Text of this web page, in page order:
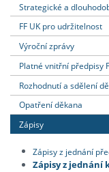
Strategické a
FF UK pro udržitelnost
Výroční zprávy
Platné vnitřní předpisy
Rozhodnutí a sdělení
Opatření děkana
Zápisy
Zápisy z jednání
Zápisy z jednání